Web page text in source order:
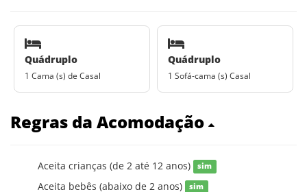
Quádruplo
1 Cama (s) de Casal
Quádruplo
1 Sofá-cama (s) Casal
Regras da Acomodação
Aceita crianças (de 2 até 12 anos) sim
Aceita bebês (abaixo de 2 anos) sim